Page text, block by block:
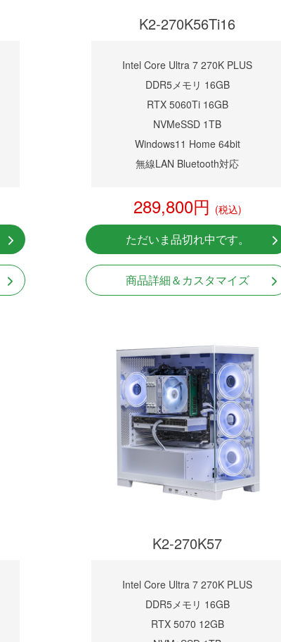
優れたモデル
K2-270K56Ti16
Intel Core Ultra 7 270K PLUS
DDR5メモリ 16GB
RTX 5060Ti 16GB
NVMeSSD 1TB
Windows11 Home 64bit
無線LAN Bluetooth対応
289,800円 (税込)
ただいま品切れ中です。
商品詳細＆カスタマイズ
K2-270K57
Intel Core Ultra 7 270K PLUS
DDR5メモリ 16GB
RTX 5070 12GB